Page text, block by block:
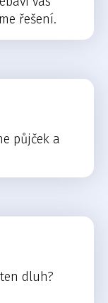
řešení.
půjček a
dluh?